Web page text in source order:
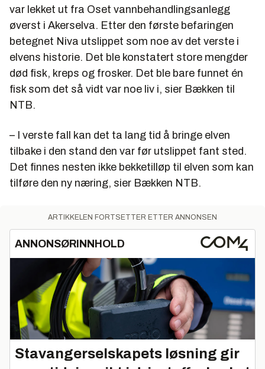
var lekket ut fra Oset vannbehandlingsanlegg
øverst i Akerselva. Etter den første befaringen
betegnet Niva utslippet som noe av det verste i
elvens historie. Det ble konstatert store mengder
død fisk, kreps og frosker. Det ble bare funnet én
fisk som det så vidt var noe liv i, sier Bækken til
NTB.
– I verste fall kan det ta lang tid å bringe elven
tilbake i den stand den var før utslippet fant sted.
Det finnes nesten ikke bekketilløp til elven som kan
tilføre den ny næring, sier Bækken NTB.
ARTIKKELEN FORTSETTER ETTER ANNONSEN
ANNONSØRINNHOLD
Stavangerselskapets løsning gir